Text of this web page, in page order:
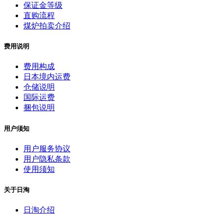
保证金等级
直购流程
煤炉拍卖介绍
费用说明
费用构成
日本境内运费
仓储说明
国际运费
捆包说明
用户须知
用户服务协议
用户隐私条款
使用须知
关于日淘
日淘介绍